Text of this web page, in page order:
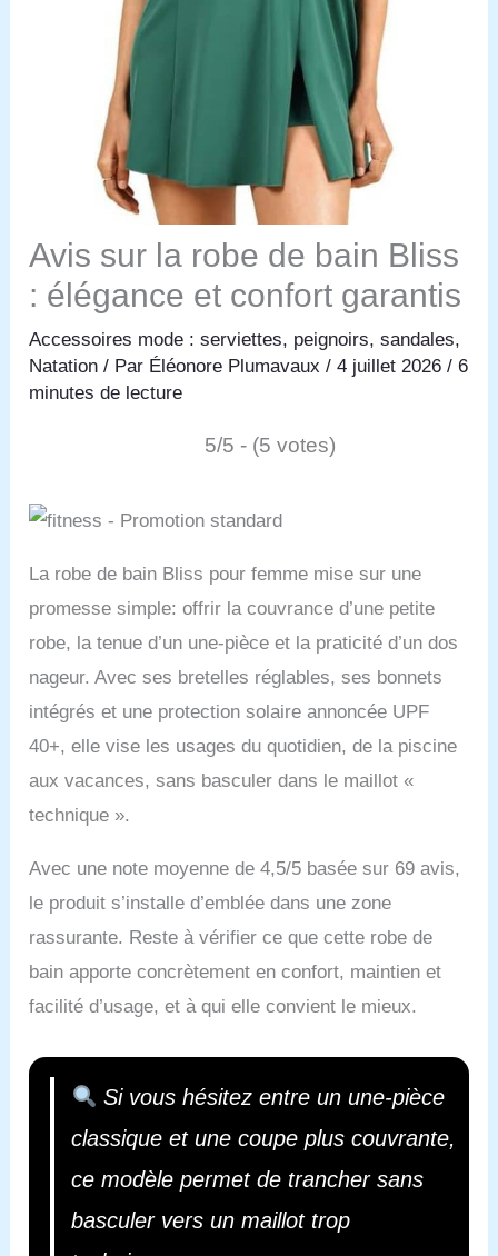
Avis sur la robe de bain Bliss
: élégance et confort garantis
Accessoires mode : serviettes, peignoirs, sandales,
Natation / Par Éléonore Plumavaux/4 juillet 2026/6
minutes de lecture
5/5 - (5 votes)
La robe de bain Bliss pour femme mise sur une
promesse simple: offrir la couvrance d’une petite
robe, la tenue d’un une-pièce et la praticité d’un dos
nageur. Avec ses bretelles réglables, ses bonnets
intégrés et une protection solaire annoncée UPF
40+, elle vise les usages du quotidien, de la piscine
aux vacances, sans basculer dans le maillot «
technique ».
Avec une note moyenne de 4,5/5 basée sur 69 avis,
le produit s’installe d’emblée dans une zone
rassurante. Reste à vérifier ce que cette robe de
bain apporte concrètement en confort, maintien et
facilité d’usage, et à qui elle convient le mieux.
Si vous hésitez entre un une-pièce
classique et une coupe plus couvrante,
ce modèle permet de trancher sans
basculer vers un maillot trop